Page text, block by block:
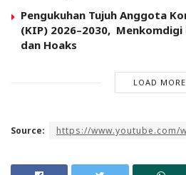
Pengukuhan Tujuh Anggota
(KIP) 2026–2030, Menkomdigi
dan Hoaks
LOAD MORE
Source: https://www.youtube.com/